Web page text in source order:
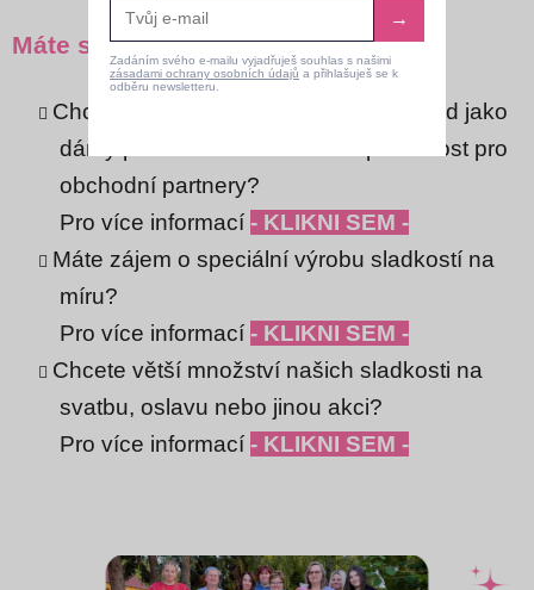
Máte speciální požadavky?
Chcete sladkosti do své firmy, například jako
dárky pro zaměstnance nebo pozornost pro
obchodní partnery?
Pro více informací - KLIKNI SEM -
Máte zájem o speciální výrobu sladkostí na
míru?
Pro více informací - KLIKNI SEM -
Chcete větší množství našich sladkosti na
svatbu, oslavu nebo jinou akci?
Pro více informací - KLIKNI SEM -
→
Zadáním svého e-mailu vyjadřuješ souhlas s našimi
zásadami ochrany osobních údajů a přihlašuješ se k
odběru newsletteru.